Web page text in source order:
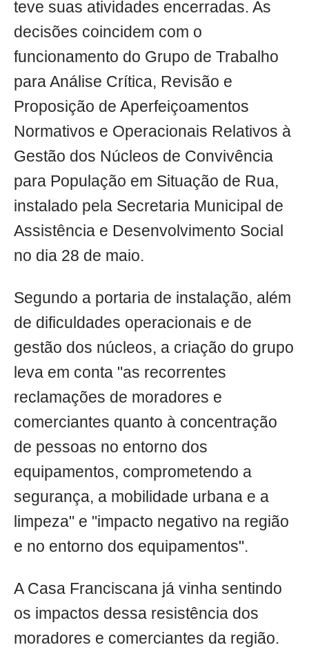
teve suas atividades encerradas. As
decisões coincidem com o
funcionamento do Grupo de Trabalho
para Análise Crítica, Revisão e
Proposição de Aperfeiçoamentos
Normativos e Operacionais Relativos à
Gestão dos Núcleos de Convivência
para População em Situação de Rua,
instalado pela Secretaria Municipal de
Assistência e Desenvolvimento Social
no dia 28 de maio.
Segundo a portaria de instalação, além
de dificuldades operacionais e de
gestão dos núcleos, a criação do grupo
leva em conta "as recorrentes
reclamações de moradores e
comerciantes quanto à concentração
de pessoas no entorno dos
equipamentos, comprometendo a
segurança, a mobilidade urbana e a
limpeza" e "impacto negativo na região
e no entorno dos equipamentos".
A Casa Franciscana já vinha sentindo
os impactos dessa resistência dos
moradores e comerciantes da região.